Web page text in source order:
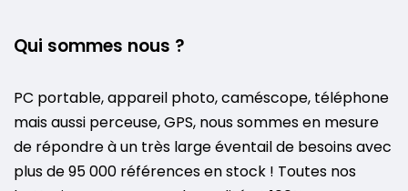
Qui sommes nous ?
PC portable, appareil photo, caméscope, téléphone
mais aussi perceuse, GPS, nous sommes en mesure
de répondre à un très large éventail de besoins avec
plus de 95 000 références en stock ! Toutes nos